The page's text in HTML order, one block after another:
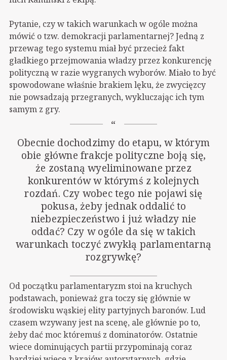
Pytanie, czy w takich warunkach w ogóle można
mówić o tzw. demokracji parlamentarnej? Jedną z
przewag tego systemu miał być przecież fakt
gładkiego przejmowania władzy przez konkurencję
polityczną w razie wygranych wyborów. Miało to być
spowodowane właśnie brakiem lęku, że zwycięzcy
nie powsadzają przegranych, wykluczając ich tym
samym z gry.
Obecnie dochodzimy do etapu, w którym
obie główne frakcje polityczne boją się,
że zostaną wyeliminowane przez
konkurentów w którymś z kolejnych
rozdań. Czy wobec tego nie pojawi się
pokusa, żeby jednak oddalić to
niebezpieczeństwo i już władzy nie
oddać? Czy w ogóle da się w takich
warunkach toczyć zwykłą parlamentarną
rozgrywkę?
Od początku parlamentaryzm stoi na kruchych
podstawach, ponieważ gra toczy się głównie w
środowisku wąskiej elity partyjnych baronów. Lud
czasem wzywany jest na scenę, ale głównie po to,
żeby dać moc któremuś z dominatorów. Ostatnie
wiece dominujących partii przypominają coraz